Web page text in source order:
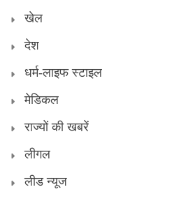
खेल
देश
धर्म-लाइफ स्टाइल
मेडिकल
राज्यों की खबरें
लीगल
लीड न्यूज